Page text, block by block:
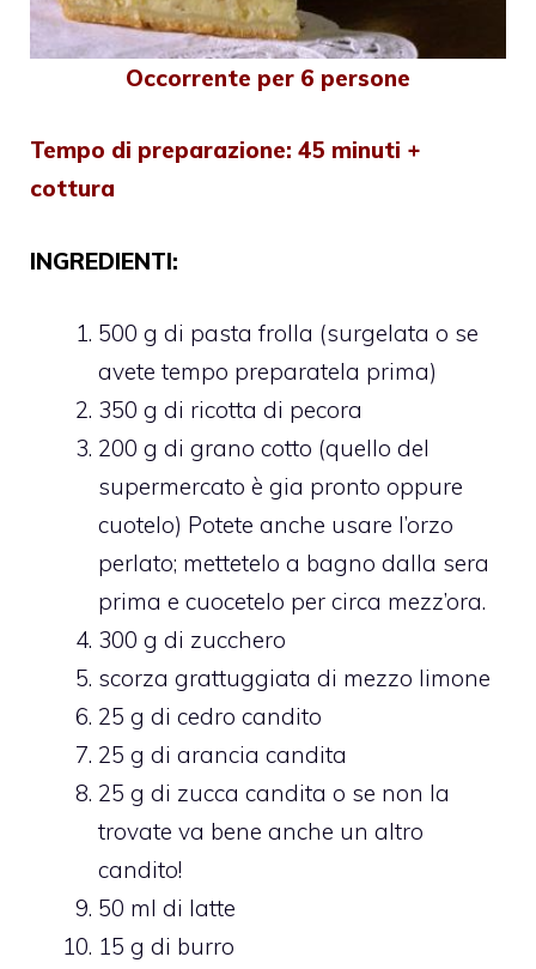
Occorrente per 6 persone
Tempo di preparazione: 45 minuti +
cottura
INGREDIENTI:
500 g di pasta frolla (surgelata o se
avete tempo preparatela prima)
350 g di ricotta di pecora
200 g di grano cotto (quello del
supermercato è gia pronto oppure
cuotelo) Potete anche usare l’orzo
perlato; mettetelo a bagno dalla sera
prima e cuocetelo per circa mezz’ora.
300 g di zucchero
scorza grattuggiata di mezzo limone
25 g di cedro candito
25 g di arancia candita
25 g di zucca candita o se non la
trovate va bene anche un altro
candito!
50 ml di latte
15 g di burro